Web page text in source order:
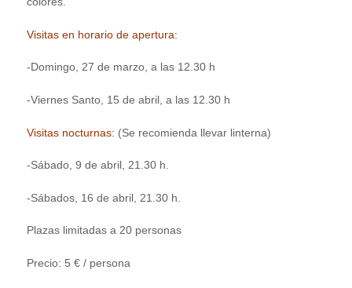
Visitas en horario de apertura:
-Domingo, 27 de marzo, a las 12.30 h
-Viernes Santo, 15 de abril, a las 12.30 h
Visitas nocturnas: (Se recomienda llevar linterna)
-Sábado, 9 de abril, 21.30 h.
-Sábados, 16 de abril, 21.30 h.
Plazas limitadas a 20 personas
Precio: 5 € / persona